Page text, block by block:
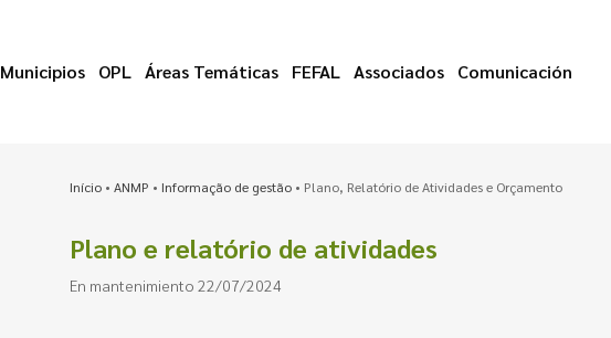
Municipios OPL Áreas Temáticas FEFAL Associados Comunicación
Início• ANMP • Informação de gestão• Plano, Relatório de Atividades e Orçamento
Plano e relatório de atividades
En mantenimiento 22/07/2024